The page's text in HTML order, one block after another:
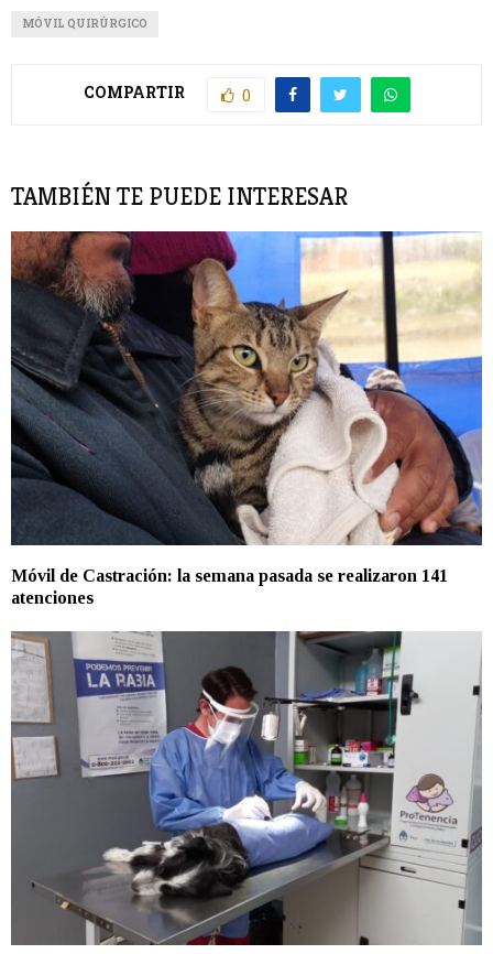
MÓVIL QUIRÚRGICO
COMPARTIR 0
TAMBIÉN TE PUEDE INTERESAR
Móvil de Castración: la semana pasada se realizaron 141
atenciones